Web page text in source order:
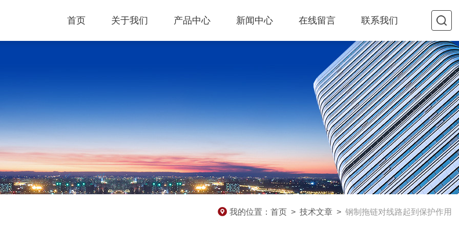
首页 关于我们 产品中心 新闻中心 在线留言 联系我们
我的位置： 首页 > 技术文章 > 钢制拖链对线路起到保护作用